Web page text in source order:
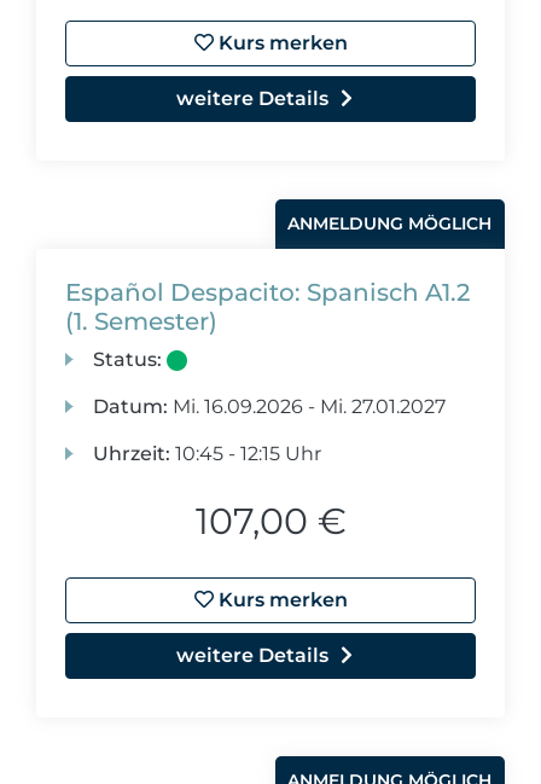
Kurs merken
weitere Details
ANMELDUNG MÖGLICH
Español Despacito: Spanisch A1.2
(1. Semester)
Status:
Datum: Mi. 16.09.2026 - Mi. 27.01.2027
Uhrzeit: 10:45 - 12:15 Uhr
107,00 €
Kurs merken
weitere Details